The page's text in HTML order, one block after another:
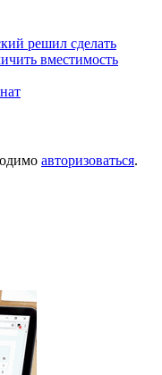
решил сделать
вместимость
авторизоваться.